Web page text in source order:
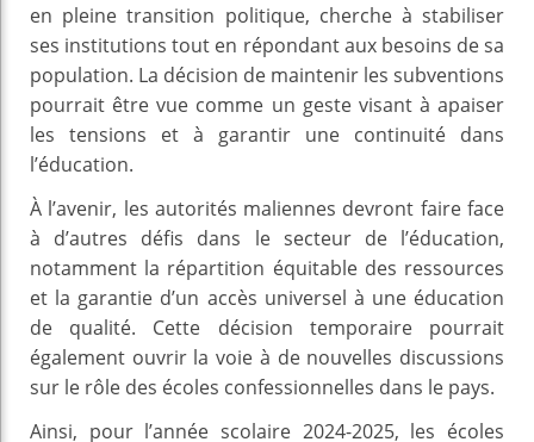
en pleine transition politique, cherche à stabiliser
ses institutions tout en répondant aux besoins de sa
population. La décision de maintenir les subventions
pourrait être vue comme un geste visant à apaiser
les tensions et à garantir une continuité dans
l’éducation.
À l’avenir, les autorités maliennes devront faire face
à d’autres défis dans le secteur de l’éducation,
notamment la répartition équitable des ressources
et la garantie d’un accès universel à une éducation
de qualité. Cette décision temporaire pourrait
également ouvrir la voie à de nouvelles discussions
sur le rôle des écoles confessionnelles dans le pays.
Ainsi, pour l’année scolaire 2024-2025, les écoles